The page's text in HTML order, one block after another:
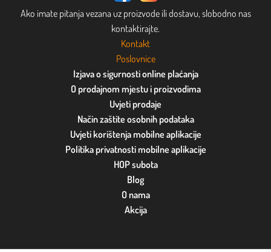
Ako imate pitanja vezana uz proizvode ili dostavu, slobodno nas
kontaktirajte.
Kontakt
Poslovnice
Izjava o sigurnosti online plaćanja
O prodajnom mjestu i proizvodima
Uvjeti prodaje
Način zaštite osobnih podataka
Uvjeti korištenja mobilne aplikacije
Politika privatnosti mobilne aplikacije
HOP subota
Blog
O nama
Akcija